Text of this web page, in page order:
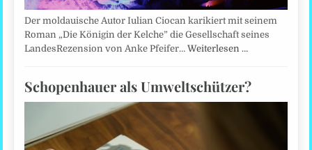
Der moldauische Autor Iulian Ciocan karikiert mit seinem
Roman „Die Königin der Kelche” die Gesellschaft seines
LandesRezension von Anke Pfeifer…Weiterlesen …
Schopenhauer als Umweltschützer?